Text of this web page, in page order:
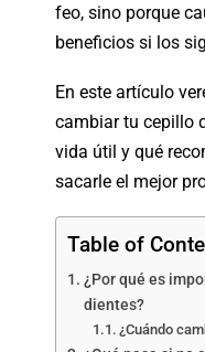
feo, sino porque
beneficios si los
En este artículo
cambiar tu cepillo
vida útil y qué
sacarle el mejor
Table of
¿Por qué es
dientes?
¿Cuándo